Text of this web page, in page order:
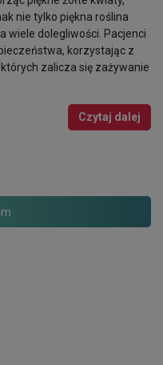
nie tylko piękna roślina
wiele dolegliwości. Pacjenci
korzystając z
zalicza się zażywanie
Czytaj dalej